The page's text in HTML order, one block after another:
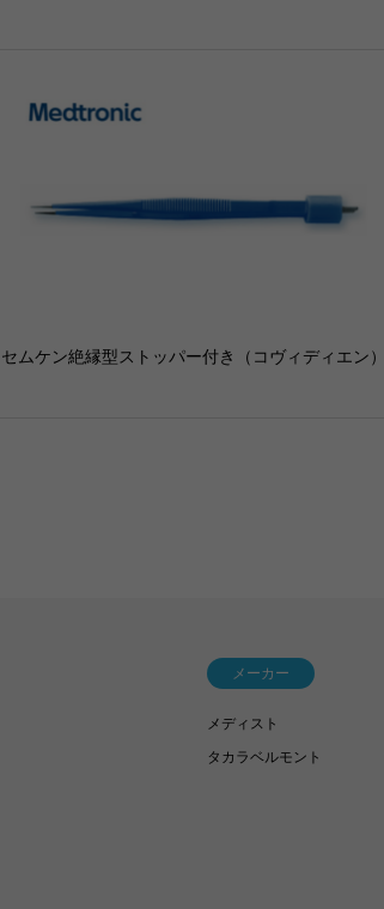
セムケン絶縁型ストッパー付き（コヴィディエン）
メーカー
メディスト
タカラベルモント